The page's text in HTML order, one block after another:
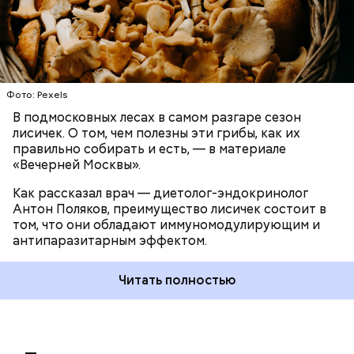
Фото: Pexels
В подмосковных лесах в самом разгаре сезон
лисичек. О том, чем полезны эти грибы, как их
правильно собирать и есть, — в материале
«Вечерней Москвы».
Как рассказал врач — диетолог-эндокринолог
Антон Поляков, преимущество лисичек состоит в
том, что они обладают иммуномодулирующим и
антипаразитарным эффектом.
Читать полностью
При встрече с шаровой молнией важно не
паниковать, подчеркнул Бычков: